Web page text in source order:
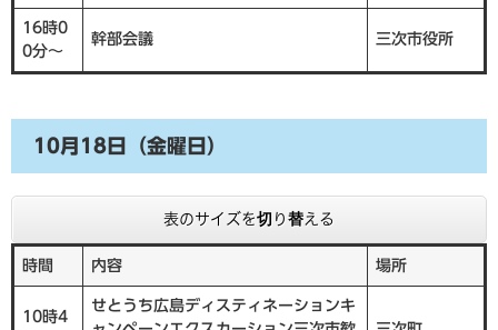
16時0
0分～
幹部会議 三次市役所
10月18日（金曜日）
表のサイズを切り替える
時間 内容 場所
10時4
せとうち広島ディスティネーションキ